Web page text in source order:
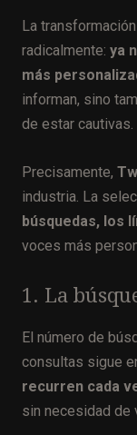
La
radicalmente: ya
más
informan, sino
de estar cautivas.
Precisamente,
industria. La
búsquedas, los
voces más
1. La
El número de
consultas sigue
recurren cada
sin necesidad de